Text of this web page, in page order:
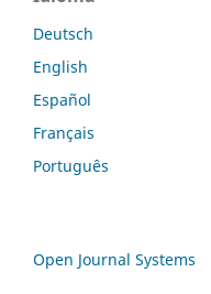
Deutsch
English
Español
Français
Português
Open Journal Systems